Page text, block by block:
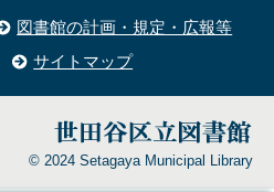
図書館の計画・規定・広報等
サイトマップ
© 2024 Setagaya Municipal Library